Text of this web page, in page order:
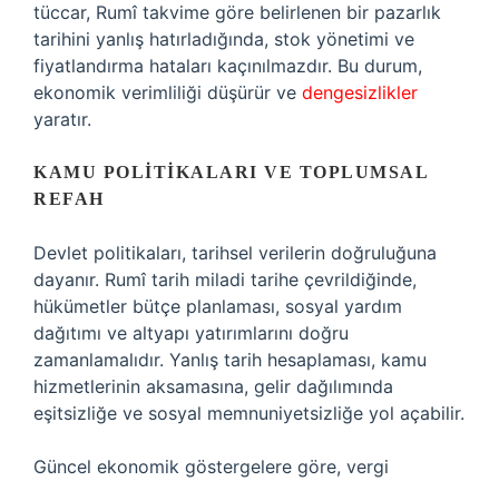
tüccar, Rumî takvime göre belirlenen bir pazarlık
tarihini yanlış hatırladığında, stok yönetimi ve
fiyatlandırma hataları kaçınılmazdır. Bu durum,
ekonomik verimliliği düşürür ve dengesizlikler
yaratır.
KAMU POLITIKALARI VE TOPLUMSAL
REFAH
Devlet politikaları, tarihsel verilerin doğruluğuna
dayanır. Rumî tarih miladi tarihe çevrildiğinde,
hükümetler bütçe planlaması, sosyal yardım
dağıtımı ve altyapı yatırımlarını doğru
zamanlamalıdır. Yanlış tarih hesaplaması, kamu
hizmetlerinin aksamasına, gelir dağılımında
eşitsizliğe ve sosyal memnuniyetsizliğe yol açabilir.
Güncel ekonomik göstergelere göre, vergi